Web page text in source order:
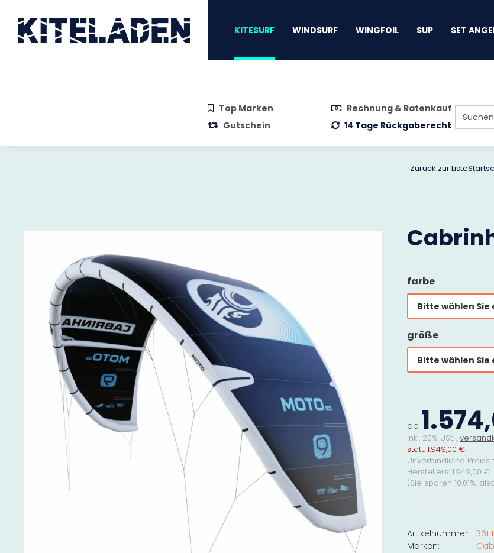
KITESURF WINDSURF WINGFOIL SUP SET
Top Marken
Rechnung & Ratenkauf
Gutschein
14 Tage Rückgaberecht
Zurück zur Liste
farbe
Bitte wählen
größe
Bitte wählen
ab
inkl. 20% USt. ,
statt: 1.949,00 €
Unverbindliche
Herstellers: 1.949,00 €
(Sie sparen 10.01%,
Artikelnummer:
Marken: